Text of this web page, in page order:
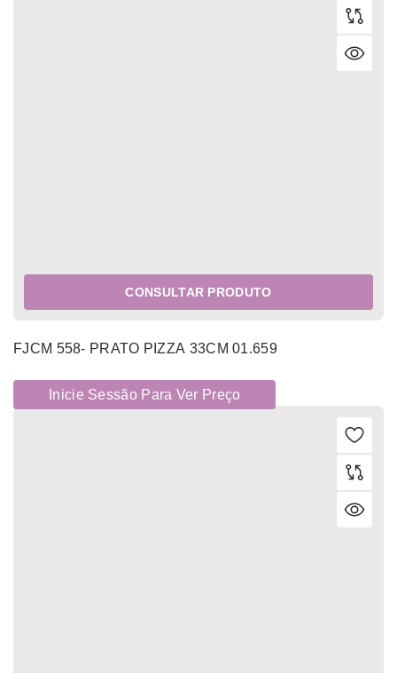
CONSULTAR PRODUTO
FJCM 558- PRATO PIZZA 33CM 01.659
Inicie Sessão Para Ver Preço